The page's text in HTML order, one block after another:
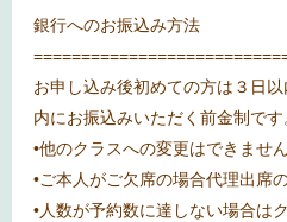
銀行へのお振込み方法
お申し込み後初めての方は３日
内にお振込みいただく前金制です
•他のクラスへの変更はできません
•ご本人がご欠席の場合代理出席
•人数が予約数に達しない場合は